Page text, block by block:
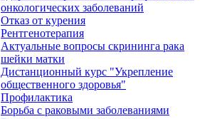
онкологических заболеваний
Отказ от курения
Рентгенотерапия
Актуальные вопросы скрининга рака
шейки матки
Дистанционный курс "Укрепление
общественного здоровья"
Профилактика
Борьба с раковыми заболеваниями